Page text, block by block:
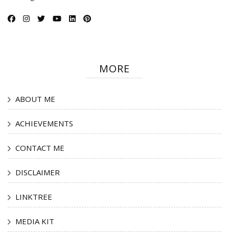
MORE
ABOUT ME
ACHIEVEMENTS
CONTACT ME
DISCLAIMER
LINKTREE
MEDIA KIT